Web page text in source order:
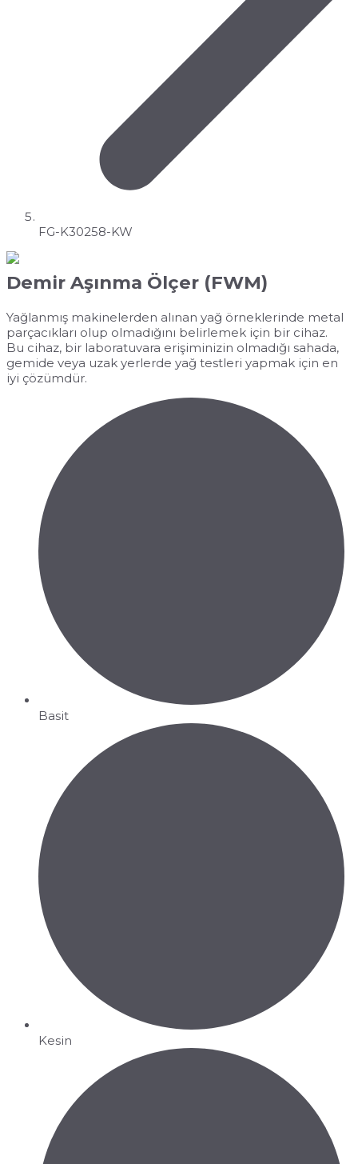
FG-K30258-KW
Demir Aşınma Ölçer (FWM)
Yağlanmış makinelerden alınan yağ örneklerinde metal
parçacıkları olup olmadığını belirlemek için bir cihaz.
Bu cihaz, bir laboratuvara erişiminizin olmadığı sahada,
gemide veya uzak yerlerde yağ testleri yapmak için en
iyi çözümdür.
Basit
Kesin